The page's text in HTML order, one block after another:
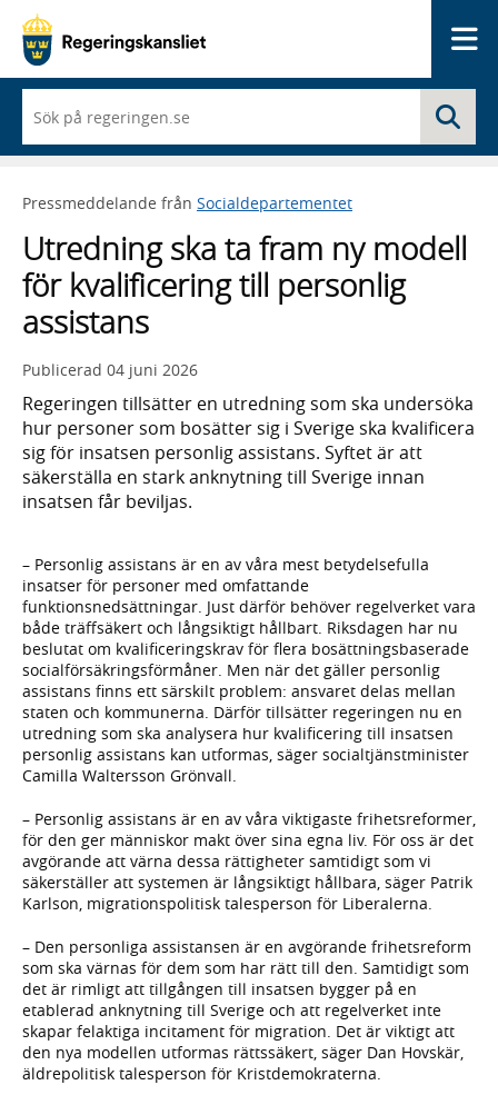
du
börjar
skriva
framträder
lista
med
sökförslag
Pressmeddelande från Socialdepartementet
Utredning ska ta fram ny modell
för kvalificering till personlig
assistans
Publicerad 04 juni 2026
Regeringen tillsätter en utredning som ska undersöka
hur personer som bosätter sig i Sverige ska kvalificera
sig för insatsen personlig assistans. Syftet är att
säkerställa en stark anknytning till Sverige innan
insatsen får beviljas.
– Personlig assistans är en av våra mest betydelsefulla
insatser för personer med omfattande
funktionsnedsättningar. Just därför behöver regelverket vara
både träffsäkert och långsiktigt hållbart. Riksdagen har nu
beslutat om kvalificeringskrav för flera bosättningsbaserade
socialförsäkringsförmåner. Men när det gäller personlig
assistans finns ett särskilt problem: ansvaret delas mellan
staten och kommunerna. Därför tillsätter regeringen nu en
utredning som ska analysera hur kvalificering till insatsen
personlig assistans kan utformas, säger socialtjänstminister
Camilla Waltersson Grönvall.
– Personlig assistans är en av våra viktigaste frihetsreformer,
för den ger människor makt över sina egna liv. För oss är det
avgörande att värna dessa rättigheter samtidigt som vi
säkerställer att systemen är långsiktigt hållbara, säger Patrik
Karlson, migrationspolitisk talesperson för Liberalerna.
– Den personliga assistansen är en avgörande frihetsreform
som ska värnas för dem som har rätt till den. Samtidigt som
det är rimligt att tillgången till insatsen bygger på en
etablerad anknytning till Sverige och att regelverket inte
skapar felaktiga incitament för migration. Det är viktigt att
den nya modellen utformas rättssäkert, säger Dan Hovskär,
äldrepolitisk talesperson för Kristdemokraterna.